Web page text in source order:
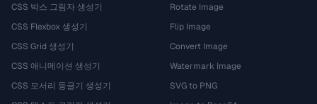
CSS 박스 그림자 생성기
CSS Flexbox 생성기
CSS Grid 생성기
CSS 애니메이션 생성기
CSS 모서리 둥글기 생성기
Rotate Image
Flip Image
Convert Image
Watermark Image
SVG to PNG